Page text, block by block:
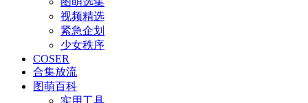
视频精选
紧急企划
少女秩序
COSER
合集放流
图萌百科
实用工具